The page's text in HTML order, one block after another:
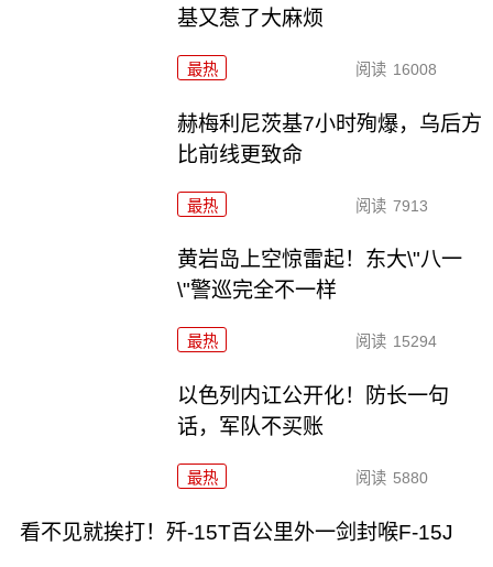
基又惹了大麻烦
最热 阅读 16008
赫梅利尼茨基7小时殉爆，乌后方
比前线更致命
最热 阅读 7913
黄岩岛上空惊雷起！东大\"八一
\"警巡完全不一样
最热 阅读 15294
以色列内讧公开化！防长一句
话，军队不买账
最热 阅读 5880
看不见就挨打！歼-15T百公里外一剑封喉F-15J